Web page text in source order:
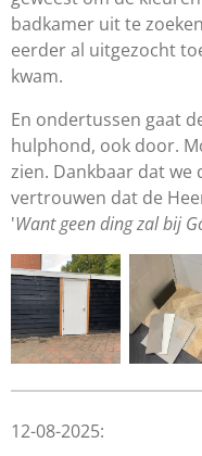
badkamer uit te
eerder al uitgezocht
kwam.
En ondertussen gaat
hulphond, ook door.
zien. Dankbaar dat we
vertrouwen dat de
'Want geen ding zal bij
12-08-2025: